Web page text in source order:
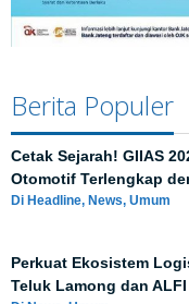
Berita Populer
Cetak Sejarah! GIIAS
Otomotif Terlengkap
Di Headline, News, Umum
Perkuat Ekosistem
Teluk Lamong dan